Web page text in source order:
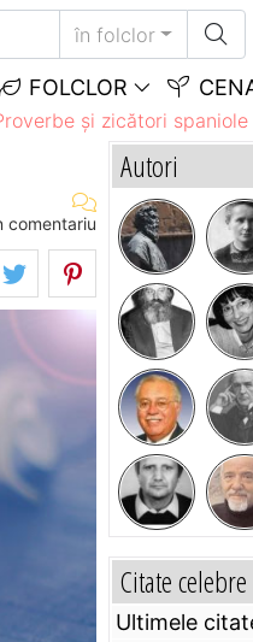
în folclor
FOLCLOR
și zicători
comentariu
Autori
Citate celebre
Ultimele